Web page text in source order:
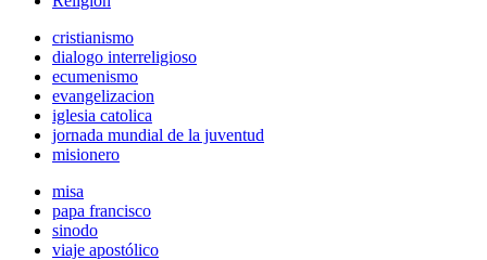
cristianismo
dialogo interreligioso
ecumenismo
evangelizacion
iglesia catolica
jornada mundial de la juventud
misionero
misa
papa francisco
sinodo
viaje apostólico